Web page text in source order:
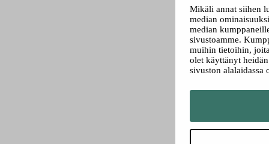
Mikäli annat siihen
median
median
sivustoamme.
muihin tietoihin,
olet käyttänyt
sivuston alalaidassa